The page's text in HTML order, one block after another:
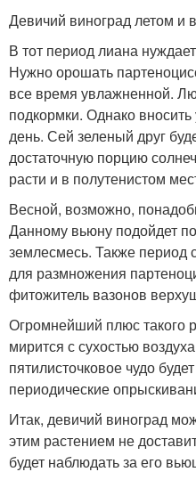
Девичий виноград летом и
В тот период лиана
Нужно орошать
все время увлажненной.
подкормки. Однако
день. Сей зеленый друг
достаточную порцию
расти и в полутенистом
Весной, возможно,
Данному вьюну подойдет
землесмесь. Также период
для размножения
фитожитель вазонов
Огромнейший плюс такого
мирится с сухостью
пятилисточковое чудо
периодические
Итак, девичий виноград
этим растением не
будет наблюдать за его